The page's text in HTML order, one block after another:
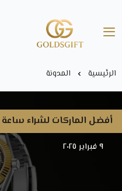
Gold's GIFT
الرئيسية المدونة
أفضل الماركات لشراء ساعة
٩ فبراير ٢٠٢٥